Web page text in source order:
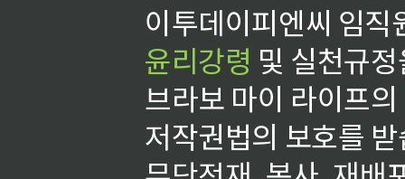
이투데이피엔씨 임
윤리강령 및 실천규
브라보 마이 라이프
저작권법의 보호를